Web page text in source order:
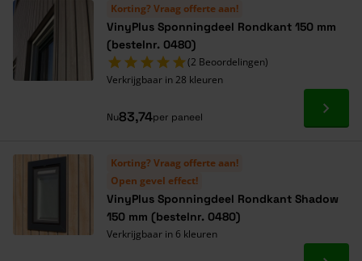
Korting? Vraag offerte aan!
VinyPlus Sponningdeel Rondkant 150 mm
(bestelnr. 0480)
(2 Beoordelingen)
Verkrijgbaar in 28 kleuren
Nu83,74per paneel Ga
Korting? Vraag offerte aan!
Open gevel effect!
VinyPlus Sponningdeel Rondkant Shadow
150 mm (bestelnr. 0480)
Verkrijgbaar in 6 kleuren